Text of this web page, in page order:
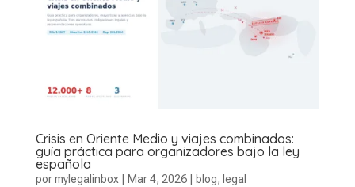
Crisis en Oriente Medio y viajes combinados:
guía práctica para organizadores bajo la ley
española
pormylegalinbox Mar 4, 2026| blog, legal